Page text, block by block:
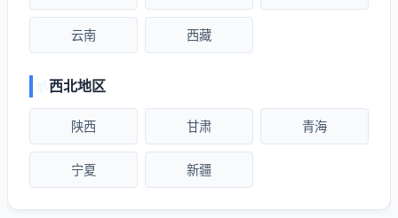
云南 西藏
西北地区
陕西 甘肃 青海
宁夏 新疆